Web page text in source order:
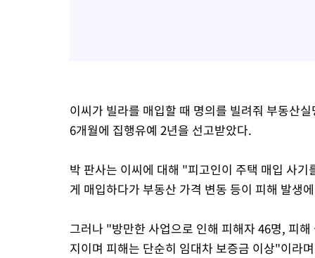
이씨가 빌라를 매입할 때 명의를 빌려줘 부동산
6개월에 집행유예 2년을 선고받았다.
박 판사는 이씨에 대해 "피고인이 주택 매입 사
게 매입하다가 부동산 가격 변동 등이 피해 발생
그러나 "방만한 사업으로 인해 피해자 46명, 피
지이며 피해는 단순히 임대차 보증금 이상"이라